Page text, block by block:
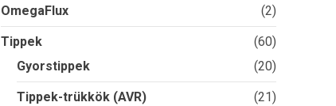
OmegaFlux (2)
Tippek
(60)
Gyorstippek
(20)
Tippek-trükkök (AVR) (21)